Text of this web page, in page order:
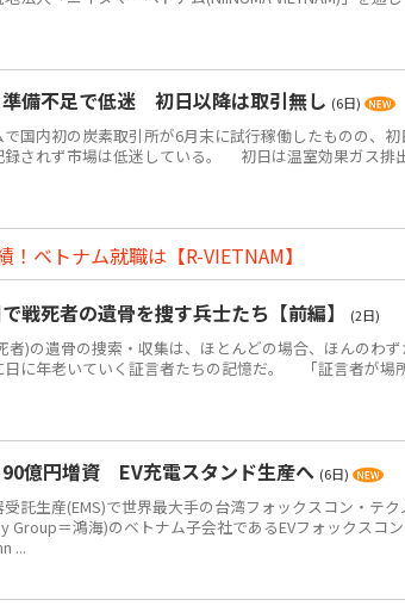
備不足で低迷 初日以降は取引無し (6日)
国内初の炭素取引所が6月末に試行稼働したものの、
録されず市場は低迷している。 初日は温室効果ガス排
ベトナム就職は【R-VIETNAM】
戦死者の遺骨を捜す兵士たち【前編】
(2日)
者)の遺骨の捜索・収集は、ほとんどの場合、ほんのわ
日に年老いていく証言者たちの記憶だ。 「証言者が場
億円増資 EV充電スタンド生産へ (6日)
託生産(EMS)で世界最大手の台湾フォックスコン・テ
Group＝鴻海)のベトナム子会社であるEVフォックスコ
...